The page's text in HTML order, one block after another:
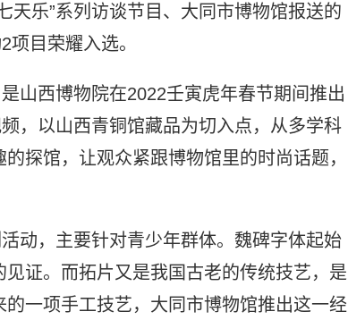
天乐”系列访谈节目、大同市博物馆报送的
目荣耀入选。
山西博物院在2022壬寅虎年春节期间推出
，以山西青铜馆藏品为切入点，从多学科
探馆，让观众紧跟博物馆里的时尚话题，
动，主要针对青少年群体。魏碑字体起始
证。而拓片又是我国古老的传统技艺，是
一项手工技艺，大同市博物馆推出这一经